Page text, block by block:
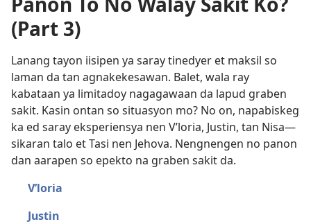
(Part 3)
Lanang tayon iisipen ya saray tinedyer et maksil so
laman da tan agnakekesawan. Balet, wala ray
kabataan ya limitadoy nagagawaan da lapud graben
sakit. Kasin ontan so situasyon mo? No on, napabiskeg
ka ed saray eksperiensya nen V’loria, Justin, tan Nisa​—
sikaran talo et Tasi nen Jehova. Nengnengen no panon
dan aarapen so epekto na graben sakit da.
V’loria
Justin